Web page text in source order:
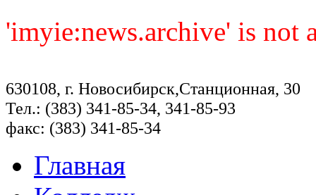
'imyie:news.archive' is not
630108, г. Новосибирск,Станционная, 30
Тел.: (383) 341-85-34, 341-85-93
факс: (383) 341-85-34
Главная